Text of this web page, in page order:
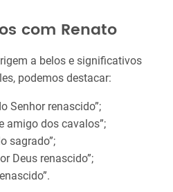
com Renato
a belos e significativos
podemos destacar:
Senhor renascido”;
amigo dos cavalos”;
sagrado”;
Deus renascido”;